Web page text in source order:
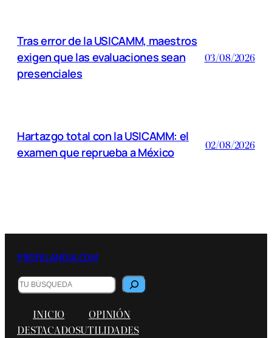
Tras error de la USICAMM, maestros
exigen que las evaluaciones sean
presenciales
03/08/2026
Hartazgo total con la USICAMM: el
examen que reprueba a México
02/08/2026
PROFELANDIA.COM
Buscar
INICIO
DESTACADOS
OPINIÓN
UTILIDADES